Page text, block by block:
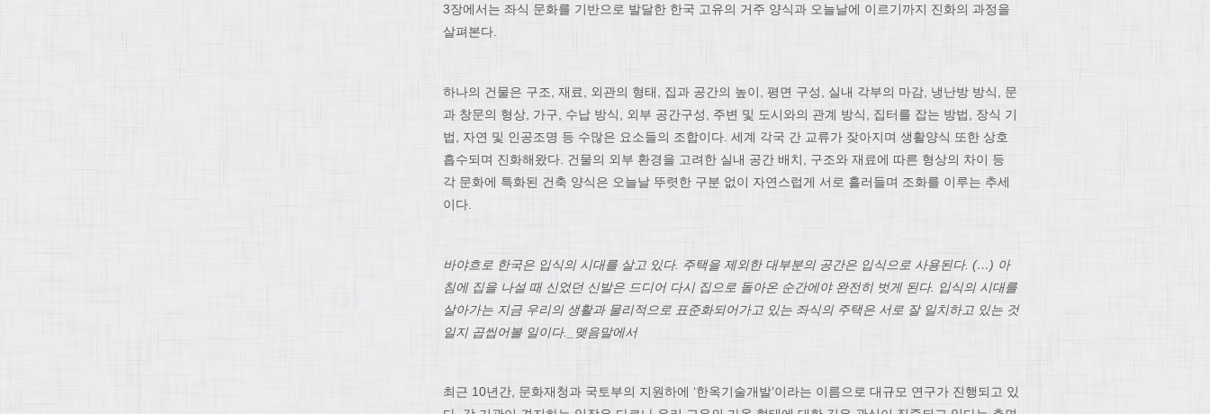
3장에서는 좌식 문화를 기반으로 발달한 한국 고유의 거주 양식과 오늘날에 이르기까지 진화의 과정을
살펴본다.
하나의 건물은 구조, 재료, 외관의 형태, 집과 공간의 높이, 평면 구성, 실내 각부의 마감, 냉난방 방식, 문
과 창문의 형상, 가구, 수납 방식, 외부 공간구성, 주변 및 도시와의 관계 방식, 집터를 잡는 방법, 장식 기
법, 자연 및 인공조명 등 수많은 요소들의 조합이다. 세계 각국 간 교류가 잦아지며 생활양식 또한 상호
흡수되며 진화해왔다. 건물의 외부 환경을 고려한 실내 공간 배치, 구조와 재료에 따른 형상의 차이 등
각 문화에 특화된 건축 양식은 오늘날 뚜렷한 구분 없이 자연스럽게 서로 흘러들며 조화를 이루는 추세
이다.
바야흐로 한국은 입식의 시대를 살고 있다. 주택을 제외한 대부분의 공간은 입식으로 사용된다. (…) 아
침에 집을 나설 때 신었던 신발은 드디어 다시 집으로 돌아온 순간에야 완전히 벗게 된다. 입식의 시대를
살아가는 지금 우리의 생활과 물리적으로 표준화되어가고 있는 좌식의 주택은 서로 잘 일치하고 있는 것
일지 곱씹어볼 일이다._맺음말에서
최근 10년간, 문화재청과 국토부의 지원하에 ‘한옥기술개발’이라는 이름으로 대규모 연구가 진행되고 있